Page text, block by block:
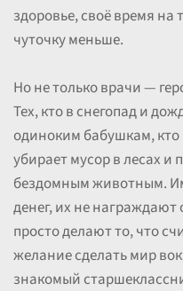
здоровье, своё время на
чуточку меньше.
Но не только врачи —
Тех, кто в снегопад и
одиноким бабушкам,
убирает мусор в лесах и
бездомным животным.
денег, их не
просто делают то, что
желание сделать мир
знакомый